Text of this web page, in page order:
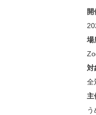
場
対
全
主